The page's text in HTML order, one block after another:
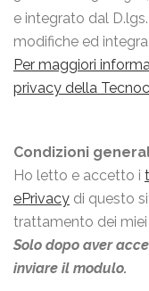
e integrato dal
modifiche ed
Per maggiori
privacy della
Condizioni
Ho letto e accetto i
ePrivacy di questo
trattamento dei
Solo dopo aver
inviare il modulo.